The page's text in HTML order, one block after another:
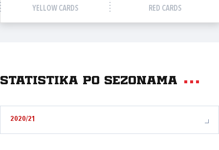
YELLOW CARDS RED CARDS
Statistika po sezonama
2020/21